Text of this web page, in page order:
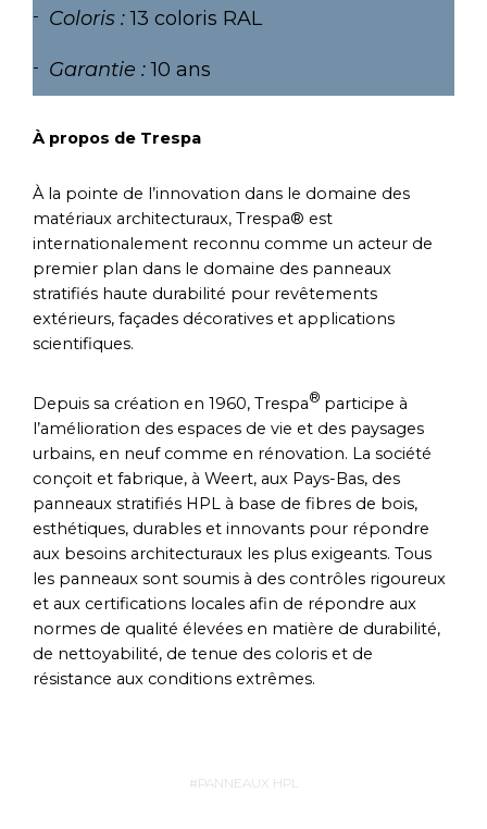
Coloris :13 coloris RAL
Garantie :10 ans
À propos de Trespa
À la pointe de l’innovation dans le domaine des
matériaux architecturaux, Trespa® est
internationalement reconnu comme un acteur de
premier plan dans le domaine des panneaux
stratifiés haute durabilité pour revêtements
extérieurs, façades décoratives et applications
scientifiques.
Depuis sa création en 1960, Trespa® participe à
l’amélioration des espaces de vie et des paysages
urbains, en neuf comme en rénovation. La société
conçoit et fabrique, à Weert, aux Pays-Bas, des
panneaux stratifiés HPL à base de fibres de bois,
esthétiques, durables et innovants pour répondre
aux besoins architecturaux les plus exigeants. Tous
les panneaux sont soumis à des contrôles rigoureux
et aux certifications locales afin de répondre aux
normes de qualité élevées en matière de durabilité,
de nettoyabilité, de tenue des coloris et de
résistance aux conditions extrêmes.
PANNEAUX HPL